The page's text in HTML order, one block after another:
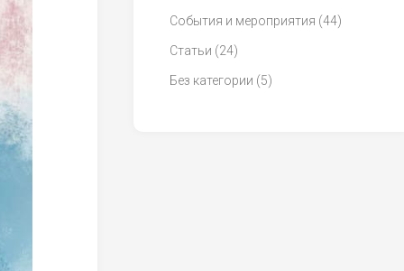
События и мероприятия (44)
Статьи (24)
Без категории (5)